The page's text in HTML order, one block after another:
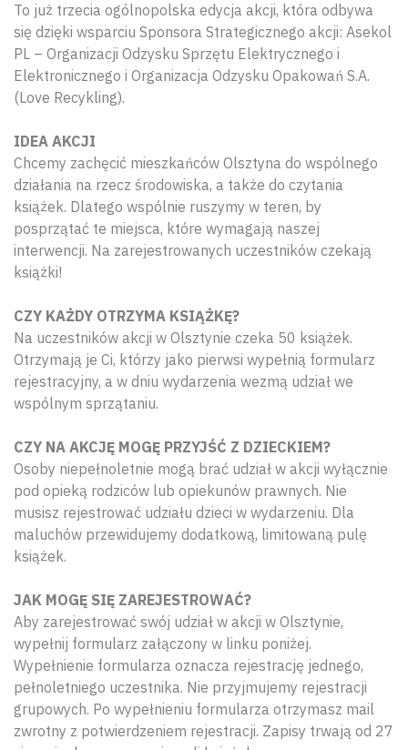
To już trzecia ogólnopolska edycja akcji, która odbywa
się dzięki wsparciu Sponsora Strategicznego akcji: Asekol
PL – Organizacji Odzysku Sprzętu Elektrycznego i
Elektronicznego i Organizacja Odzysku Opakowań S.A.
(Love Recykling).
IDEA AKCJI
Chcemy zachęcić mieszkańców Olsztyna do wspólnego
działania na rzecz środowiska, a także do czytania
książek. Dlatego wspólnie ruszymy w teren, by
posprzątać te miejsca, które wymagają naszej
interwencji. Na zarejestrowanych uczestników czekają
książki!
CZY KAŻDY OTRZYMA KSIĄŻKĘ?
Na uczestników akcji w Olsztynie czeka 50 książek.
Otrzymają je Ci, którzy jako pierwsi wypełnią formularz
rejestracyjny, a w dniu wydarzenia wezmą udział we
wspólnym sprzątaniu.
CZY NA AKCJĘ MOGĘ PRZYJŚĆ Z DZIECKIEM?
Osoby niepełnoletnie mogą brać udział w akcji wyłącznie
pod opieką rodziców lub opiekunów prawnych. Nie
musisz rejestrować udziału dzieci w wydarzeniu. Dla
maluchów przewidujemy dodatkową, limitowaną pulę
książek.
JAK MOGĘ SIĘ ZAREJESTROWAĆ?
Aby zarejestrować swój udział w akcji w Olsztynie,
wypełnij formularz załączony w linku poniżej.
Wypełnienie formularza oznacza rejestrację jednego,
pełnoletniego uczestnika. Nie przyjmujemy rejestracji
grupowych. Po wypełnieniu formularza otrzymasz mail
zwrotny z potwierdzeniem rejestracji. Zapisy trwają od 27